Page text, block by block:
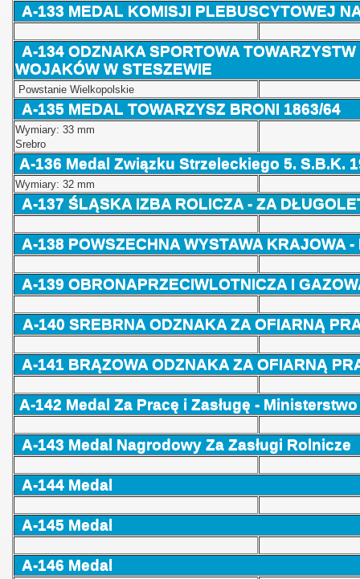
A-133 MEDAL KOMISJI PLEBUSCYTOWEJ
A-134 ODZNAKA SPORTOWA
WOJAKÓW W STESZEWIE
Powstanie Wielkopolskie
A-135 MEDAL TOWARZYSZ BRONI 1863/64
Wymiary: 33 mm
Srebro
A-136 Medal Związku Strzeleckiego 5. S.B.K.
Wymiary: 32 mm
A-137 ŚLĄSKA IZBA ROLICZA - ZA
A-138 POWSZECHNA WYSTAWA KRAJOWA
A-139 OBRONAPRZECIWLOTNICZA I
A-140 SREBRNA ODZNAKA ZA OFIARNĄ
A-141 BRĄZOWA ODZNAKA ZA OFIARNĄ
A-142 Medal Za Pracę i Zasługę -
A-143 Medal Nagrodowy Za Zasługi Rolnicze
A-144 Medal
A-145 Medal
A-146 Medal